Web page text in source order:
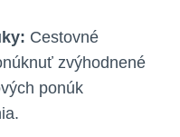
Cestovné
zvýhodnené
ponúk